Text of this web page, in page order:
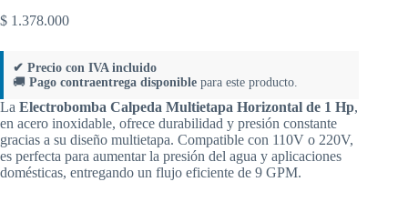
$ 1.378.000
✔ Precio con IVA incluido
🚚 Pago contraentrega disponible para este producto.
La Electrobomba Calpeda Multietapa Horizontal de 1 Hp,
en acero inoxidable, ofrece durabilidad y presión constante
gracias a su diseño multietapa. Compatible con 110V o 220V,
es perfecta para aumentar la presión del agua y aplicaciones
domésticas, entregando un flujo eficiente de 9 GPM.